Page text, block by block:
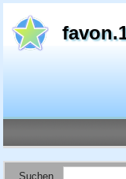
Suchen